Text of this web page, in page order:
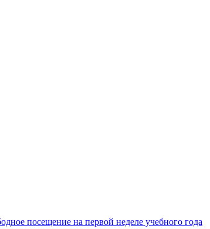
посещение на первой неделе учебного года